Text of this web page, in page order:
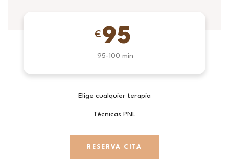
€ 95
95-100 min
Elige cualquier terapia
Técnicas PNL
RESERVA CITA